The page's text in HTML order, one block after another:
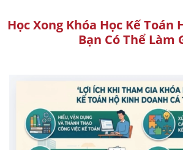
Học Xong Khóa Học Kế Toán
Bạn Có Thể Làm